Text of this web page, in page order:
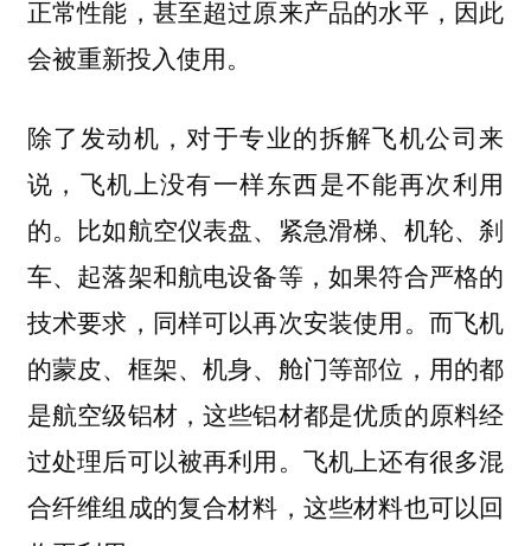
正常性能，甚至超过原来产品的水平，因此
会被重新投入使用。
除了发动机，对于专业的拆解飞机公司来
说，飞机上没有一样东西是不能再次利用
的。比如航空仪表盘、紧急滑梯、机轮、刹
车、起落架和航电设备等，如果符合严格的
技术要求，同样可以再次安装使用。而飞机
的蒙皮、框架、机身、舱门等部位，用的都
是航空级铝材，这些铝材都是优质的原料经
过处理后可以被再利用。飞机上还有很多混
合纤维组成的复合材料，这些材料也可以回